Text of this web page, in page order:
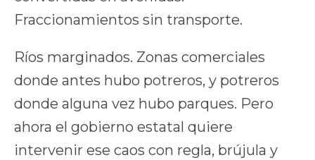
Fraccionamientos sin transporte.
Ríos marginados. Zonas comerciales
donde antes hubo potreros, y potreros
donde alguna vez hubo parques. Pero
ahora el gobierno estatal quiere
intervenir ese caos con regla, brújula y